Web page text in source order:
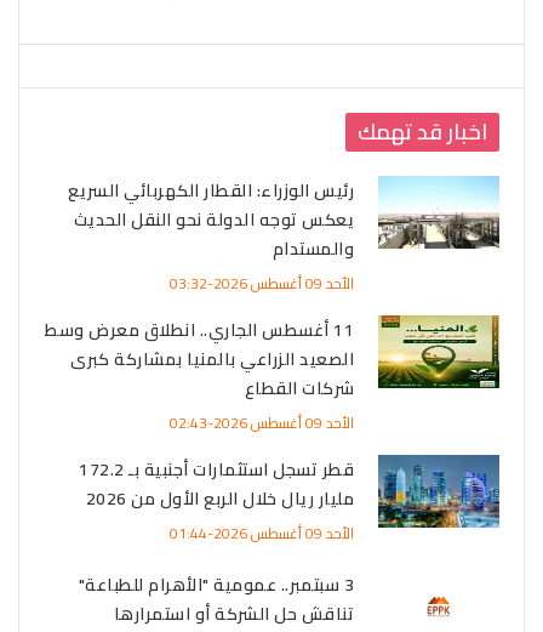
اخبار قد تهمك
رئيس الوزراء: القطار الكهربائي السريع
يعكس توجه الدولة نحو النقل الحديث
والمستدام
الأحد 09 أغسطس 2026-03:32
11 أغسطس الجاري.. انطلاق معرض وسط
الصعيد الزراعي بالمنيا بمشاركة كبرى
شركات القطاع
الأحد 09 أغسطس 2026-02:43
قطر تسجل استثمارات أجنبية بـ 172.2
مليار ريال خلال الربع الأول من 2026
الأحد 09 أغسطس 2026-01:44
3 سبتمبر.. عمومية "الأهرام للطباعة"
تناقش حل الشركة أو استمرارها